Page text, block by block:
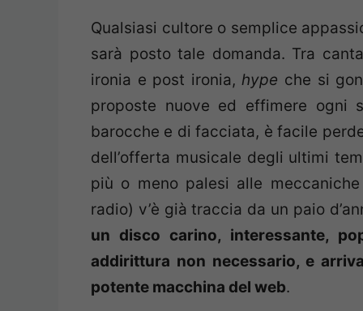
Qualsiasi cultore o semplice
sarà posto tale domanda. Tra
ironia e post ironia,hype che si
proposte nuove ed effimere ogni
barocche e di facciata, è facile
dell’offerta musicale degli ultimi
più o meno palesi alle
radio) v’è già traccia da un paio
un disco carino, interessante,
addirittura non necessario, e
potente macchina del web.